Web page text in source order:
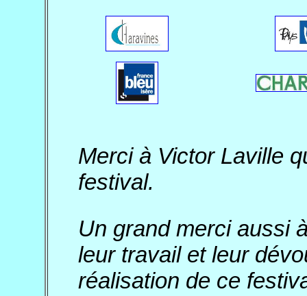
Merci à Victor Laville
festival.
Un grand merci aussi
leur travail et leur
réalisation de ce